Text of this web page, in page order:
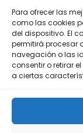
Para ofrecer las
como las cookies
del dispositivo. El
permitirá procesar
navegación o las
consentir o retirar
a ciertas
Aviso
Política